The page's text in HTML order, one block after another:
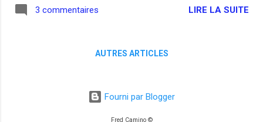
3 commentaires LIRE LA SUITE
AUTRES ARTICLES
Fourni par Blogger
Fred Camino ©